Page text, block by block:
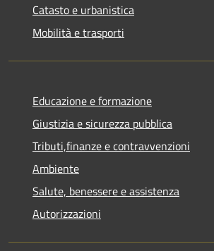
Catasto e urbanistica
Mobilità e trasporti
Educazione e formazione
Giustizia e sicurezza pubblica
Tributi,finanze e contravvenzioni
Ambiente
Salute, benessere e assistenza
Autorizzazioni